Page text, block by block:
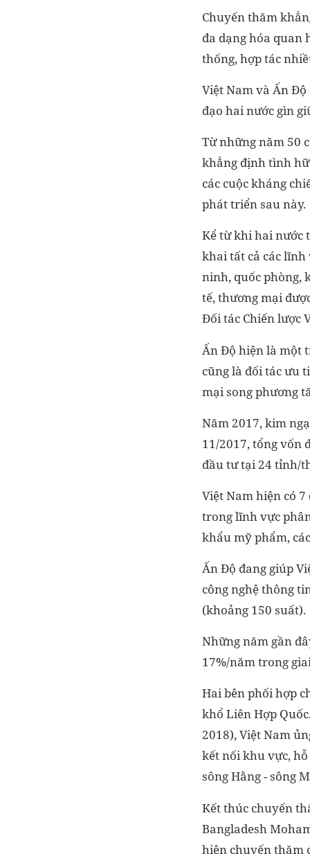
Chuyến thăm
đa dạng hóa quan
thống, hợp tác
Việt Nam và Ấn
đạo hai nước gìn
Từ những năm 50
khẳng định tình
các cuộc kháng
phát triển sau này.
Kể từ khi hai nước
khai tất cả các
ninh, quốc phòng,
tế, thương mại
Đối tác Chiến lược
Ấn Độ hiện là một
cũng là đối tác ưu
mại song phương
Năm 2017, kim
11/2017, tổng vốn
đầu tư tại 24 tỉnh/
Việt Nam hiện có
trong lĩnh vực
khẩu mỹ phẩm,
Ấn Độ đang giúp
công nghệ thông
(khoảng 150 suất).
Những năm gần
17%/năm trong
Hai bên phối hợp
khổ Liên Hợp
2018), Việt Nam
kết nối khu vực,
sông Hằng - sông
Kết thúc chuyến
Bangladesh
hiện chuyến thăm